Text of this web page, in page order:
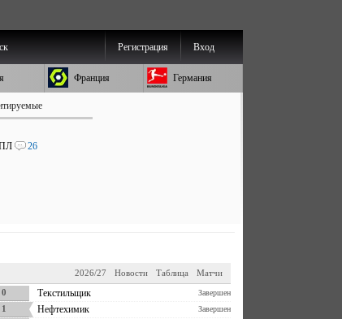
Вход
Регистрация
Франция Германия
26
Матчи
Таблица
Новости
2026/27
Текстильщик Завершен
Нефтехимик Завершен